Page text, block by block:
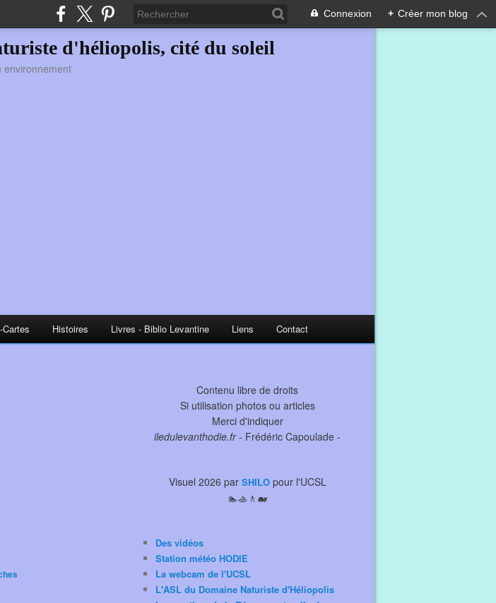
Connexion + Créer mon blog
d'héliopolis, cité du soleil
environnement
Histoires Livres - Biblio Levantine Liens Contact
Contenu libre de droits
Si utilisation photos ou articles
Merci d'indiquer
iledulevanthodie.fr- Frédéric Capoulade -
Visuel 2026 par SHILOpour l'UCSL
🏊🚣🚶🐋
Des vidéos
Station météo HODIE
La webcam de l'UCSL
L'ASL du Domaine Naturiste d'Héliopolis